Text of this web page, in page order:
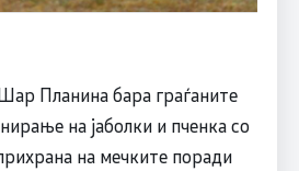
Планина бара граѓаните
на јаболки и пченка со
на мечките поради